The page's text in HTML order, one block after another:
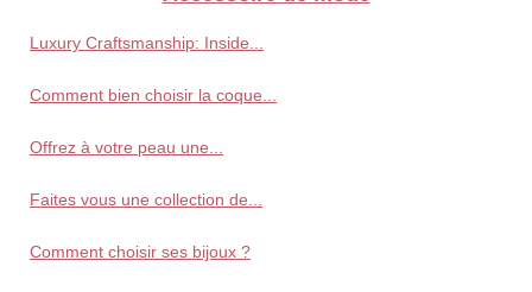
Luxury Craftsmanship: Inside...
Comment bien choisir la coque...
Offrez à votre peau une...
Faites vous une collection de...
Comment choisir ses bijoux ?